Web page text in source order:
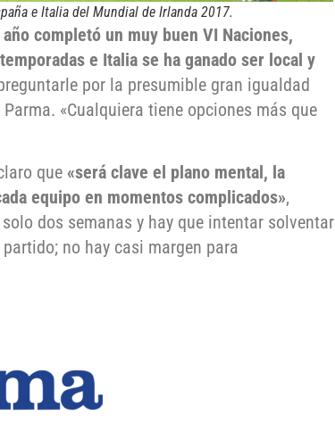
e Italia del Mundial de Irlanda 2017.
completó un muy buen VI Naciones,
e Italia se ha ganado ser local y
por la presumible gran igualdad
«Cualquiera tiene opciones más que
que «será clave el plano mental, la
equipo en momentos complicados»,
dos semanas y hay que intentar solventar
no hay casi margen para